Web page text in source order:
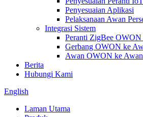
Penyesuaian Aplikasi
Pelaksanaan Awan
Integrasi Sistem
Peranti ZigBee
Gerbang OWON ke
Awan OWON ke
Berita
Hubungi Kami
English
Laman Utama